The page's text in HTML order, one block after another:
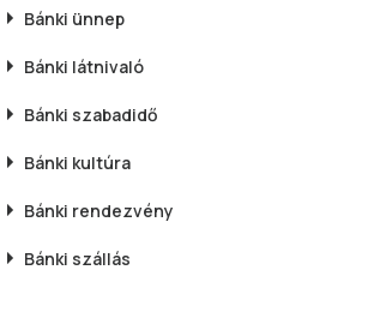
Bánki ünnep
Bánki látnivaló
Bánki szabadidő
Bánki kultúra
Bánki rendezvény
Bánki szállás